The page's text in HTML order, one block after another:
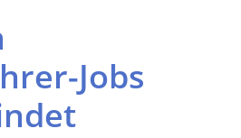
Jobs